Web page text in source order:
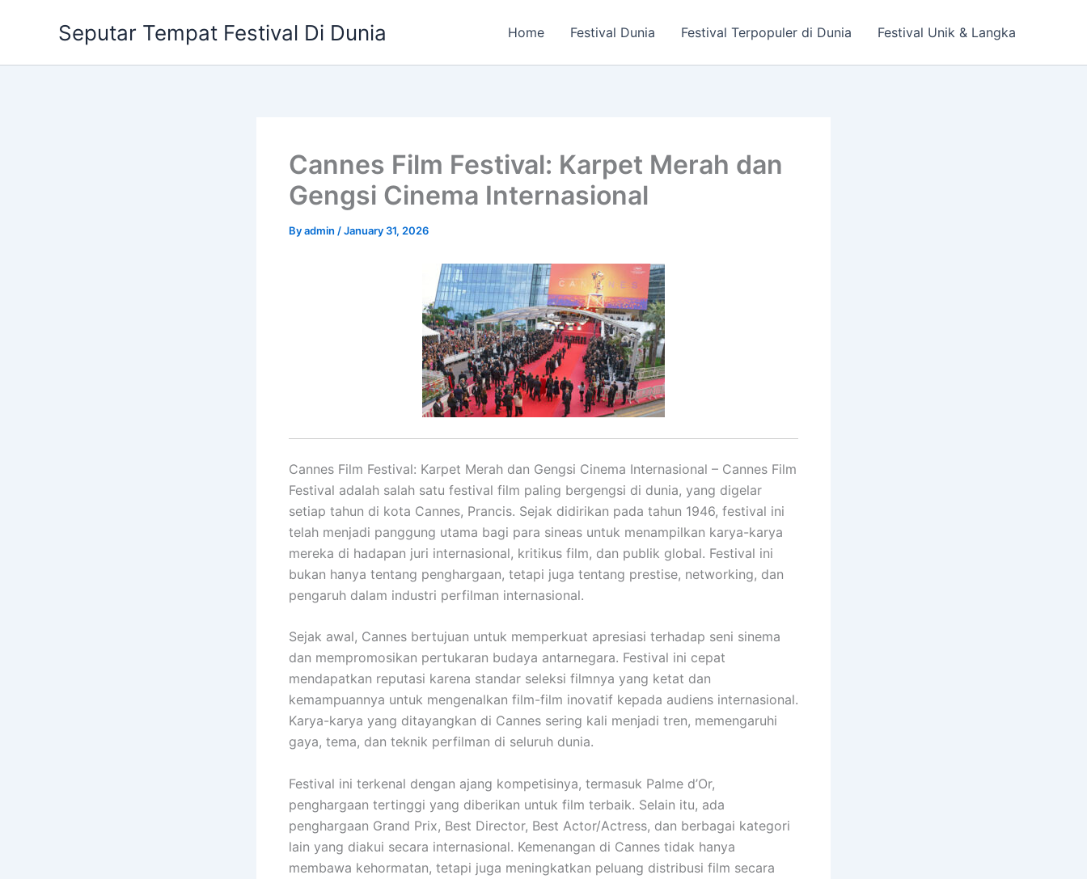
Seputar Tempat Festival Di Dunia Home Festival Dunia Festival Terpopuler di Dunia Festival Unik & Langka
Cannes Film Festival: Karpet Merah dan
Gengsi Cinema Internasional
Byadmin /January 31, 2026
Cannes Film Festival: Karpet Merah dan Gengsi Cinema Internasional – Cannes Film
Festival adalah salah satu festival film paling bergengsi di dunia, yang digelar
setiap tahun di kota Cannes, Prancis. Sejak didirikan pada tahun 1946, festival ini
telah menjadi panggung utama bagi para sineas untuk menampilkan karya-karya
mereka di hadapan juri internasional, kritikus film, dan publik global. Festival ini
bukan hanya tentang penghargaan, tetapi juga tentang prestise, networking, dan
pengaruh dalam industri perfilman internasional.
Sejak awal, Cannes bertujuan untuk memperkuat apresiasi terhadap seni sinema
dan mempromosikan pertukaran budaya antarnegara. Festival ini cepat
mendapatkan reputasi karena standar seleksi filmnya yang ketat dan
kemampuannya untuk mengenalkan film-film inovatif kepada audiens internasional.
Karya-karya yang ditayangkan di Cannes sering kali menjadi tren, memengaruhi
gaya, tema, dan teknik perfilman di seluruh dunia.
Festival ini terkenal dengan ajang kompetisinya, termasuk Palme d’Or,
penghargaan tertinggi yang diberikan untuk film terbaik. Selain itu, ada
penghargaan Grand Prix, Best Director, Best Actor/Actress, dan berbagai kategori
lain yang diakui secara internasional. Kemenangan di Cannes tidak hanya
membawa kehormatan, tetapi juga meningkatkan peluang distribusi film secara